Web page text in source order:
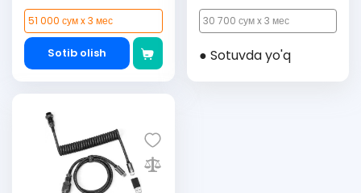
51 000 сум x 3 мес
Sotib olish
30 700 сум x 3 мес
● Sotuvda yo'q